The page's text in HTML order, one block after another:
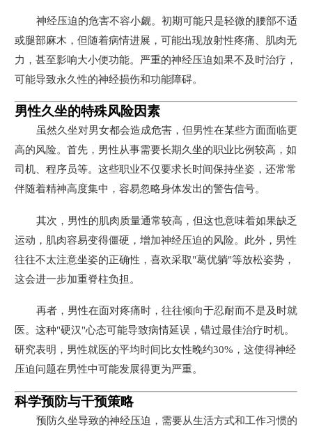
神经压迫的危害不容小觑。初期可能只是轻微的腰部不适
或腿部麻木，但随着病情进展，可能出现放射性疼痛、肌肉无
力，甚至影响大小便功能。严重的神经压迫如果不及时治疗，
可能导致永久性的神经损伤和功能障碍。
男性久坐的特殊风险因素
虽然久坐对男女都会造成危害，但男性在某些方面面临更
高的风险。首先，男性从事需要长期久坐的职业比例较高，如
司机、程序员等。这些职业不仅要求长时间保持坐姿，还常常
伴随着精神高度集中，容易忽略身体发出的警告信号。
其次，男性的肌肉质量通常较高，但这也意味着如果缺乏
运动，肌肉容易变得僵硬，增加神经压迫的风险。此外，男性
往往不太注意坐姿的正确性，喜欢采取"葛优躺"等放松姿势，
这会进一步加重脊柱负担。
再者，男性在面对疼痛时，往往倾向于忍耐而不是及时就
医。这种"硬汉"心态可能导致病情延误，错过最佳治疗时机。
研究表明，男性就医的平均时间比女性晚约30%，这使得神经
压迫问题在男性中可能发展得更为严重。
科学预防与干预策略
预防久坐导致的神经压迫，需要从生活方式和工作习惯的